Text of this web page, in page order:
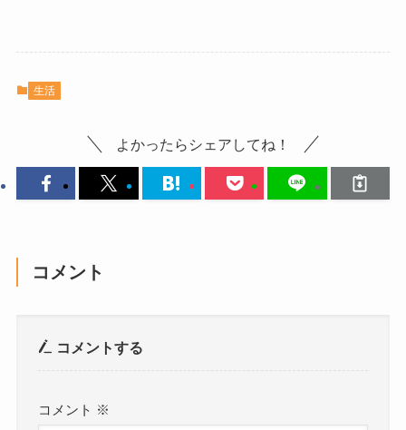
生活
よかったらシェアしてね！
コメント
コメントする
コメント ※